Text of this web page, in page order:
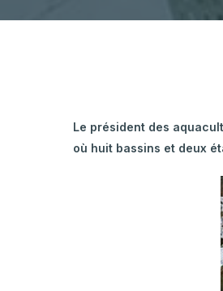
Le président des
où huit bassins et deux